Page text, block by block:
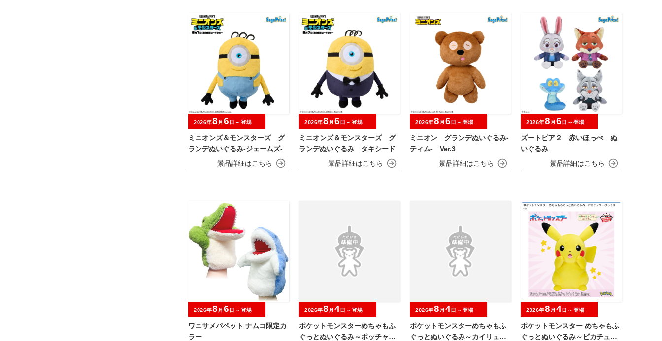
ミニオンズ＆モンスターズ グ
ランデぬいぐるみ‐ジェームズ‐
2026年8 月 6 日～登場
ミニオンズ＆モンスターズ グ
ランデぬいぐるみ タキシード
2026年8 月 6 日～登場
ミニオン グランデぬいぐるみ‐
ティム‐ Ver.3
2026年8 月 6 日～登場
ズートピア２ 赤いほっぺ ぬ
いぐるみ
2026年8 月 6 日～登場
ワニサメパペット ナムコ限定カ
ラー
2026年8 月 6 日～登場
ポケットモンスターめちゃもふ
ぐっとぬいぐるみ～ポッチャマ
2026年8 月 4日～登場
ポケットモンスターめちゃもふ
ぐっとぬいぐるみ～カイリュー
2026年8 月 4日～登場
ポケットモンスター めちゃもふ
ぐっとぬいぐるみ～ピカチュウ
2026年8 月 4日～登場